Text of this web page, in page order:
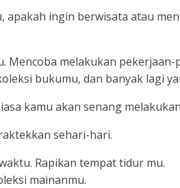
ingin berwisata atau
Mencoba melakukan
bukumu, dan banyak lagi
kamu akan senang
sehari-hari.
Rapikan tempat tidur mu.
mainanmu.